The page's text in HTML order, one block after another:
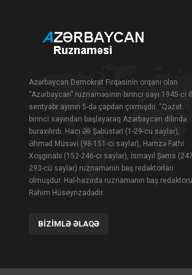
Azərbaycan Demokrat Firqəsinin orqanı olan
“Azərbaycan” ruznaməsinin birinci sayı 1945-ci il
sentyabr ayının 5-də çapdan çıxmışdır. “Qəzet
birinci sayından başlayaraq Azərbaycan dilində
buraxılırdı. Hacı Əli Şəbüstəri (1-29-cu saylar),
Əhməd Müsəvi (98-151-ci saylar), Həmzə Fəthi
Xoşginabi (152-246-cı saylar), İsmayıl Şəms
293-cü saylar) ruznamənin baş redaktorları
olmuşdur. Hal-hazırda ruznamənin baş redaktoru
Rəhim Hüseynzadədir.
BIZIMLƏ ƏLAQƏ